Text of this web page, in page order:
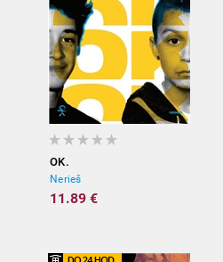
OK.
Nerieš
11.89 €